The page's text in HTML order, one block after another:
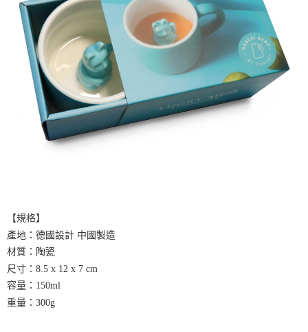
【規格】
產地：德國設計 中國製造
材質：陶瓷
尺寸：8.5 x 12 x 7 cm
容量：150ml
重量：300g